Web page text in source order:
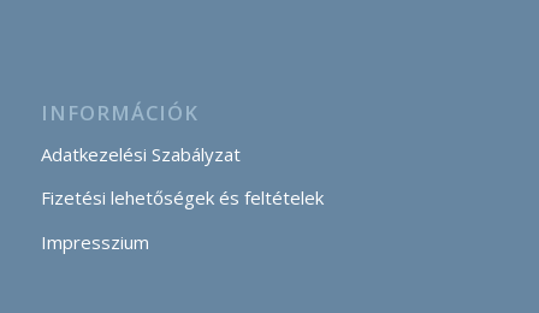
INFORMÁCIÓK
Adatkezelési Szabályzat
Fizetési lehetőségek és feltételek
Impresszium